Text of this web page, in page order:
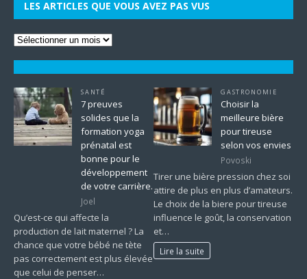
LES ARTICLES QUE VOUS AVEZ PAS VUS
SANTÉ
7 preuves
solides que la
formation yoga
prénatal est
bonne pour le
développement
de votre carrière.
Joel
Qu’est-ce qui affecte la
production de lait maternel ? La
chance que votre bébé ne tète
pas correctement est plus élevée
que celui de penser…
GASTRONOMIE
Choisir la
meilleure bière
pour tireuse
selon vos envies
Povoski
Tirer une bière pression chez soi
attire de plus en plus d’amateurs.
Le choix de la biere pour tireuse
influence le goût, la conservation
et…
Lire la suite